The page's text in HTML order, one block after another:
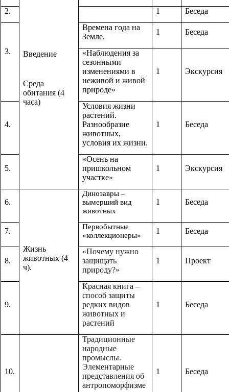
Введение
Среда
обитания (4
часа)
2. 1 Беседа
3.
Времена года на
Земле.
1 Беседа
«Наблюдения за
сезонными
изменениями в
неживой и живой
природе»
1 Экскурсия
4.
Условия жизни
растений.
Разнообразие
животных,
условия их жизни.
1 Беседа
5.
«Осень на
пришкольном
участке»
1 Экскурсия
6.
Жизнь
животных (4
ч).
Динозавры –
вымерший вид
животных
1 Беседа
7.
Первобытные
«коллекционеры»
1 Беседа
8.
«Почему нужно
защищать
природу?»
1 Проект
9.
Красная книга –
способ защиты
редких видов
животных и
растений
1 Беседа
10.
Традиционные
народные
промыслы.
Элементарные
представления об
антропоморфизме
1 Беседа